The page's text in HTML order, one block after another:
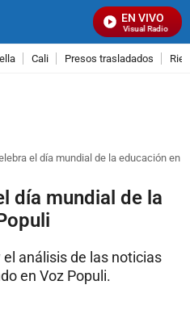
EN VIVO
Señal Visual Radio
Cali Presos trasladados
el día mundial de la educación en
día mundial de la
análisis de las noticias
en Voz Populi.